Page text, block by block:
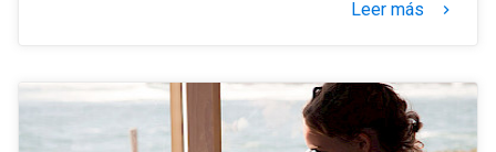
Leer más keyboard_arrow_right